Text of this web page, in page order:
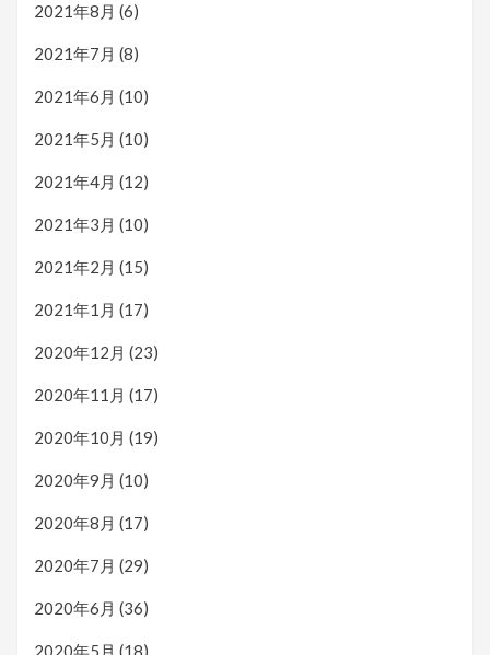
2021年8月 (6)
2021年7月 (8)
2021年6月 (10)
2021年5月 (10)
2021年4月 (12)
2021年3月 (10)
2021年2月 (15)
2021年1月 (17)
2020年12月 (23)
2020年11月 (17)
2020年10月 (19)
2020年9月 (10)
2020年8月 (17)
2020年7月 (29)
2020年6月 (36)